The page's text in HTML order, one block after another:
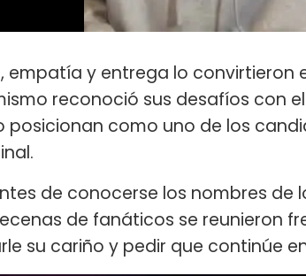
empatía y entrega lo convirtieron
reconoció sus desafíos con
posicionan como uno de los
de conocerse los nombres de
de fanáticos se reunieron
su cariño y pedir que continúe